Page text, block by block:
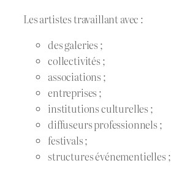
Les artistes travaillant avec :
des galeries ;
collectivités ;
associations ;
entreprises ;
institutions culturelles ;
diffuseurs professionnels ;
festivals ;
structures événementielles ;